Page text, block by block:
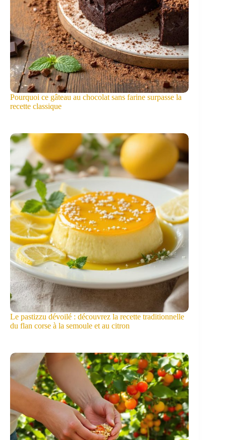
Pourquoi ce gâteau au chocolat sans farine surpasse la
recette classique
Le pastizzu dévoilé : découvrez la recette traditionnelle
du flan corse à la semoule et au citron